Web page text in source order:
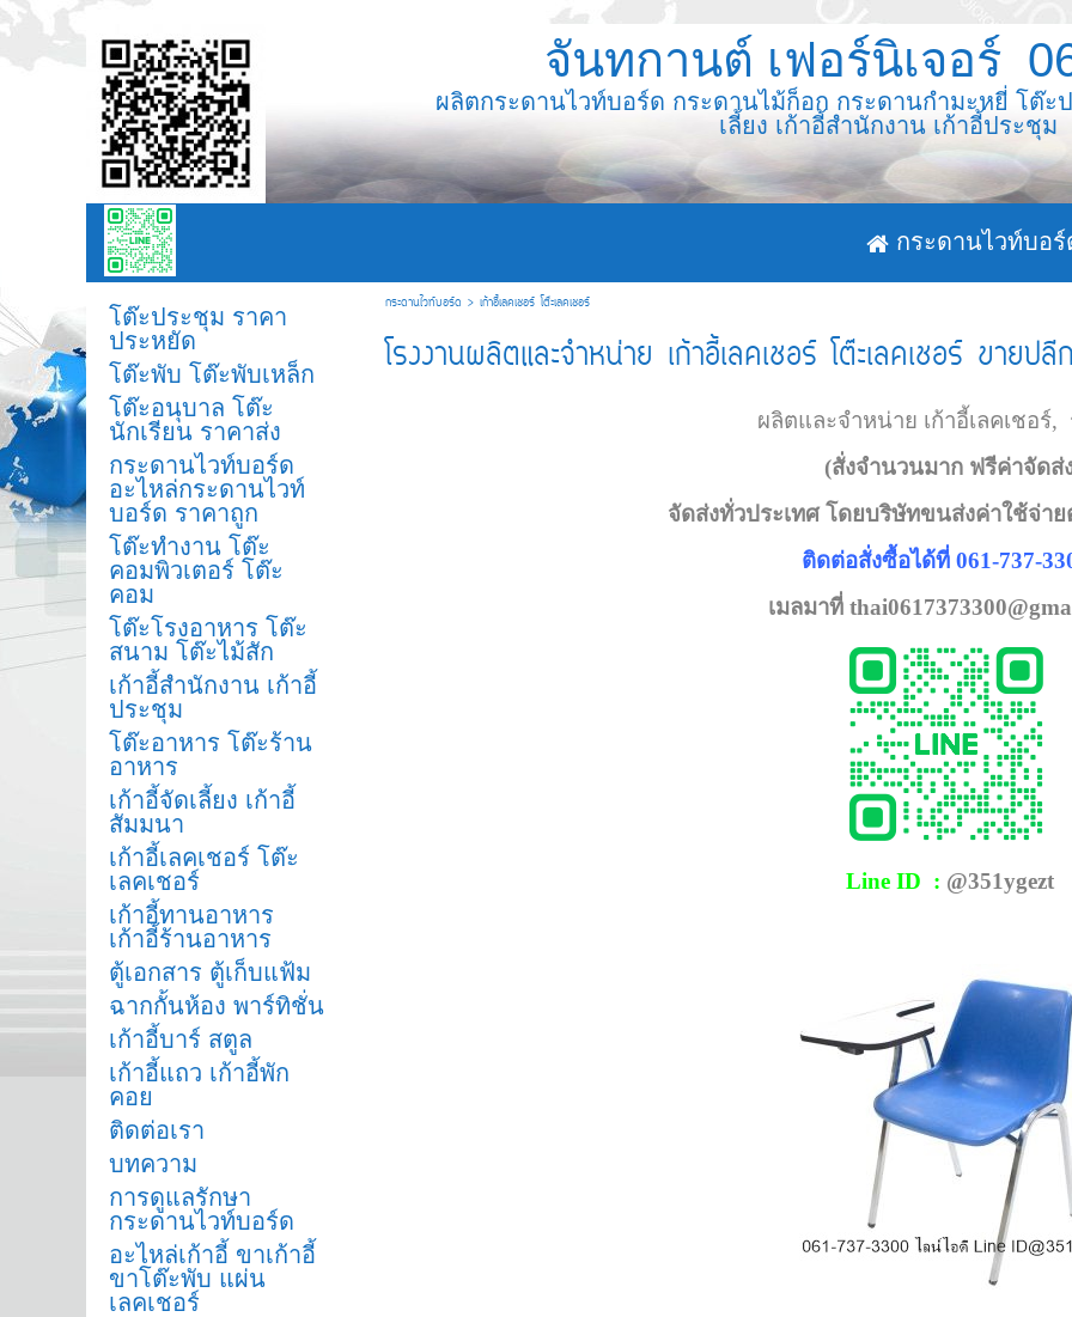
จันทกานต์ เฟอร์นิเจอร์
ผลิตกระดานไวท์บอร์ด กระดานไม้ก็อก กระดานกำมะหยี่ โต๊ะปร
เลี้ยง เก้าอี้สำนักงาน เก้าอี้ประชุม
กระดานไวท์บอร์
โต๊ะประชุม ราคา
ประหยัด
โต๊ะพับ โต๊ะพับเหล็ก
โต๊ะอนุบาล โต๊ะ
นักเรียน ราคาส่ง
กระดานไวท์บอร์ด
อะไหล่กระดานไวท์
บอร์ด ราคาถูก
โต๊ะทำงาน โต๊ะ
คอมพิวเตอร์ โต๊ะ
คอม
โต๊ะโรงอาหาร โต๊ะ
สนาม โต๊ะไม้สัก
เก้าอี้สำนักงาน เก้าอี้
ประชุม
โต๊ะอาหาร โต๊ะร้าน
อาหาร
เก้าอี้จัดเลี้ยง เก้าอี้
สัมมนา
เก้าอี้เลคเชอร์ โต๊ะ
เลคเชอร์
เก้าอี้ทานอาหาร
เก้าอี้ร้านอาหาร
ตู้เอกสาร ตู้เก็บแฟ้ม
ฉากกั้นห้อง พาร์ทิชั่น
เก้าอี้บาร์ สตูล
เก้าอี้แถว เก้าอี้พัก
คอย
ติดต่อเรา
บทความ
การดูแลรักษา
กระดานไวท์บอร์ด
อะไหล่เก้าอี้ ขาเก้าอี้
ขาโต๊ะพับ แผ่น
เลคเชอร์
กระดานไวท์บอร์ด > เก้าอี้เลคเชอร์ โต๊ะเลคเชอร์
โรงงานผลิตและจำหน่าย เก้าอี้เลคเชอร์ โต๊ะเลคเชอร์ ขายปลี
ผลิตและจำหน่าย เก้าอี้เลคเชอร์,
(สั่งจำนวนมาก ฟรีค่าจัดส่
จัดส่งทั่วประเทศ โดยบริษัทขนส่งค่าใช้จ่าย
ติดต่อสั่งซื้อได้ที่ 061-737-
เมลมาที่
Line ID : @351ygezt